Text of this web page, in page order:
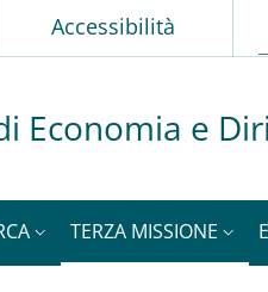
Accessibilità
Economia e
TERZA MISSIONE